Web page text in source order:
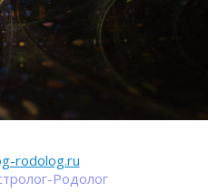
rodolog.ru
Родолог